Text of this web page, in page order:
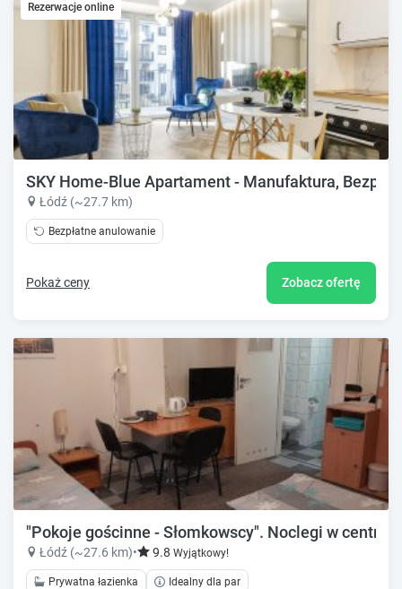
Rezerwacje online
SKY Home-Blue Apartament - Manufaktura,
Łódź (~27.7 km)
Bezpłatne anulowanie
Pokaż ceny Zobacz ofertę
"Pokoje gościnne - Słomkowscy". Noclegi w
Łódź (~27.6 km)• 9.8 Wyjątkowy!
Prywatna łazienka Idealny dla par